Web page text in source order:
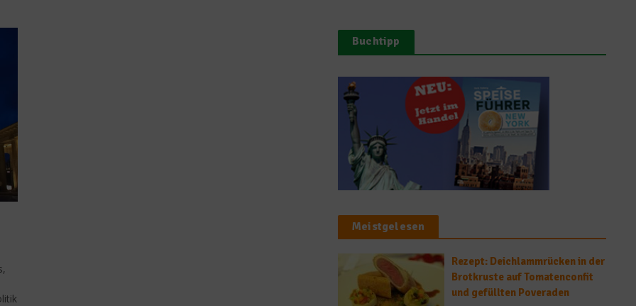
Buchtipp
Meistgelesen
Rezept: Deichlammrücken in der
Brotkruste auf Tomatenconfit
und gefüllten Poveraden